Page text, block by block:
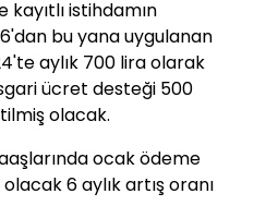
kayıtlı istihdamın
bu yana uygulanan
aylık 700 lira olarak
ücret desteği 500
olacak.
ocak ödeme
6 aylık artış oranı